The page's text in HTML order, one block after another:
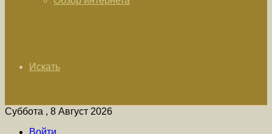
Искать
Суббота , 8 Август 2026
Войти